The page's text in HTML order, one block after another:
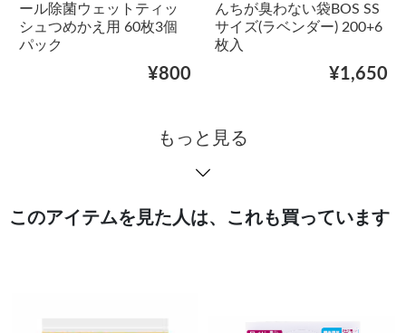
ール除菌ウェットティッ
シュつめかえ用 60枚3個
パック
¥800
んちが臭わない袋BOS SS
サイズ(ラベンダー) 200+6
枚入
¥1,650
もっと見る
このアイテムを見た人は、これも買っています